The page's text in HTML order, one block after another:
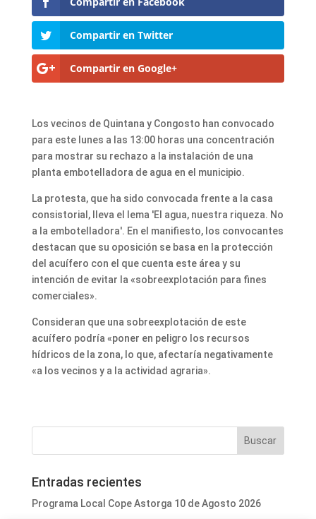
Compartir en Twitter
Compartir en Google+
Los vecinos de Quintana y Congosto han convocado
para este lunes a las 13:00 horas una concentración
para mostrar su rechazo a la instalación de una
planta embotelladora de agua en el municipio.
La protesta, que ha sido convocada frente a la casa
consistorial, lleva el lema 'El agua, nuestra riqueza. No
a la embotelladora'. En el manifiesto, los convocantes
destacan que su oposición se basa en la protección
del acuífero con el que cuenta este área y su
intención de evitar la «sobreexplotación para fines
comerciales».
Consideran que una sobreexplotación de este
acuífero podría «poner en peligro los recursos
hídricos de la zona, lo que, afectaría negativamente
«a los vecinos y a la actividad agraria».
Entradas recientes
Programa Local Cope Astorga 10 de Agosto 2026